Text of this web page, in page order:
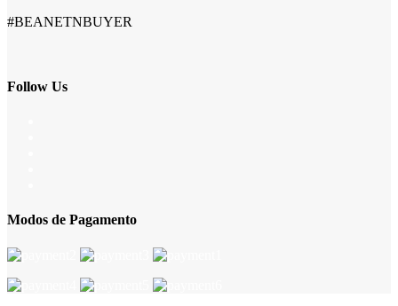
#BEANETNBUYER
Follow Us
Modos de Pagamento